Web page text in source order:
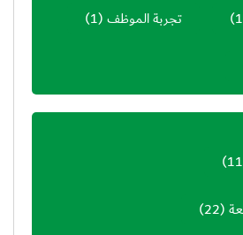
تجربة الموظف(1)
(22)